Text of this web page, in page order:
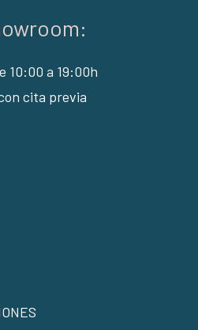
10:00 a 19:00h
cita previa